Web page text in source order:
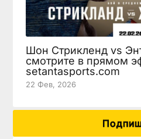
Шон Стрикленд vs
смотрите в прямом
setantasports.com
22 Фев, 2026